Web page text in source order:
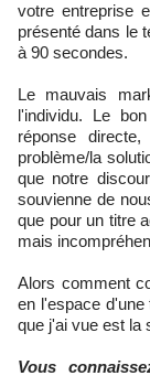
votre entreprise
présenté dans le
à 90 secondes.
Le mauvais
l'individu. Le
réponse
problème/la
que notre
souvienne de
que pour un titre
mais
Alors comment
en l'espace d'une
que j'ai vue est la
Vous